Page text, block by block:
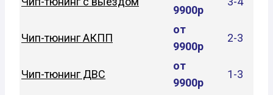
9900р
Чип-тюнинг АКПП
от
9900р
2-3
Чип-тюнинг ДВС
от
9900р
1-3